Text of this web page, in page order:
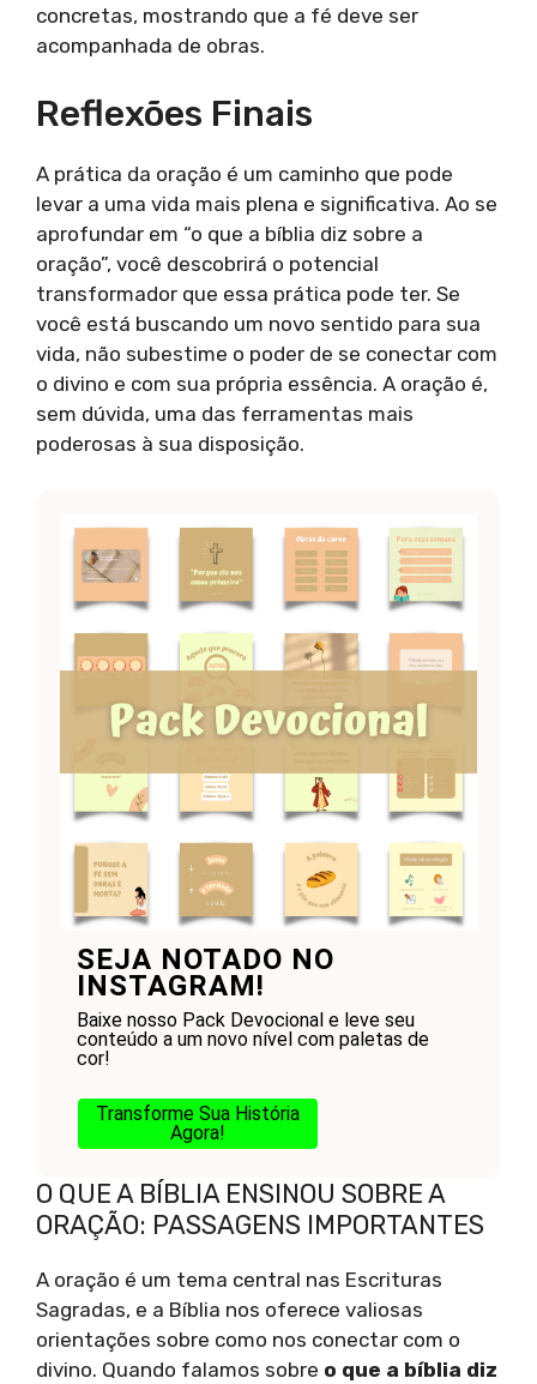
concretas, mostrando que a fé deve ser
acompanhada de obras.
Reflexões Finais
A prática da oração é um caminho que pode
levar a uma vida mais plena e significativa. Ao se
aprofundar em “o que a bíblia diz sobre a
oração”, você descobrirá o potencial
transformador que essa prática pode ter. Se
você está buscando um novo sentido para sua
vida, não subestime o poder de se conectar com
o divino e com sua própria essência. A oração é,
sem dúvida, uma das ferramentas mais
poderosas à sua disposição.
SEJA NOTADO NO
INSTAGRAM!
Baixe nosso Pack Devocional e leve seu
conteúdo a um novo nível com paletas de
cor!
Transforme Sua História
Agora!
O QUE A BÍBLIA ENSINOU SOBRE A
ORAÇÃO: PASSAGENS IMPORTANTES
A oração é um tema central nas Escrituras
Sagradas, e a Bíblia nos oferece valiosas
orientações sobre como nos conectar com o
divino. Quando falamos sobre o que a bíblia diz